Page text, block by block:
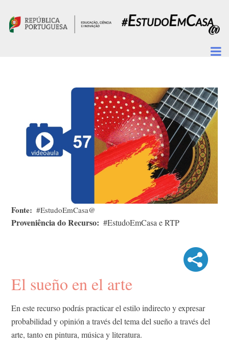
Fonte #EstudoEmCasa@
Proveniência do Recurso #EstudoEmCasa e RTP
El sueño en el arte
En este recurso podrás practicar el estilo indirecto y expresar
probabilidad y opinión a través del tema del sueño a través del
arte, tanto en pintura, música y literatura.